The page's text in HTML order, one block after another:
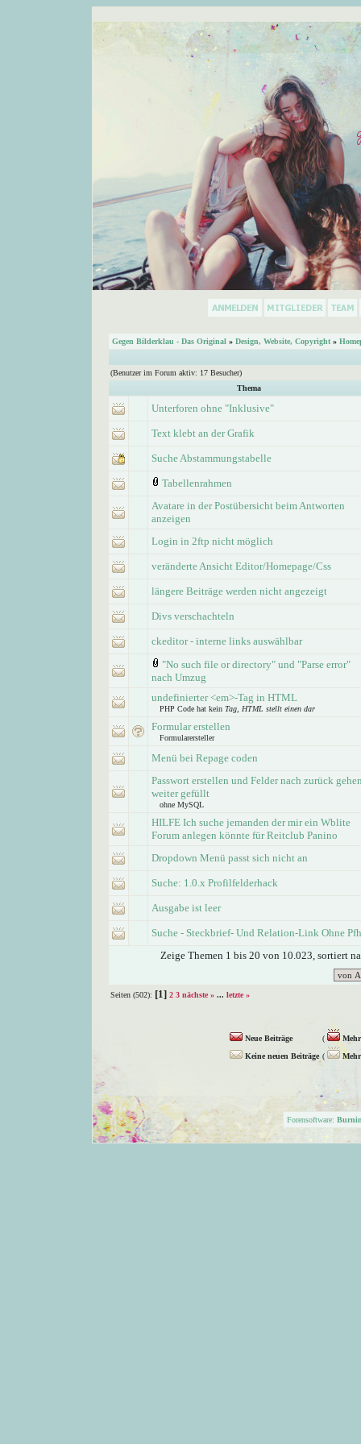
Gegen Bilderklau - Das Original » Design, Website, Copyright »
(Benutzer im Forum aktiv: 17 Besucher)
Thema
Unterforen ohne "Inklusive"
Text klebt an der Grafik
Suche Abstammungstabelle
Tabellenrahmen
Avatare in der Postübersicht beim Antworten
anzeigen
Login in 2ftp nicht möglich
veränderte Ansicht Editor/Homepage/Css
längere Beiträge werden nicht angezeigt
Divs verschachteln
ckeditor - interne links auswählbar
"No such file or directory" und "Parse error"
nach Umzug
undefinierter <em>-Tag in HTML
PHP Code hat kein Tag, HTML stellt einen dar
Formular erstellen
Formularersteller
Menü bei Repage coden
Passwort erstellen und Felder nach zurück
weiter gefüllt
ohne MySQL
HILFE Ich suche jemanden der mir ein Wblite
Forum anlegen könnte für Reitclub Panino
Dropdown Menü passt sich nicht an
Suche: 1.0.x Profilfelderhack
Ausgabe ist leer
Suche - Steckbrief- Und Relation-Link Ohne Pfh
Zeige Themen 1 bis 20 von 10.023, sortiert
Seiten (502): [1] 2 3 nächste » ... letzte »
Neue Beiträge (
Keine neuen Beiträge (
Forensoftware: